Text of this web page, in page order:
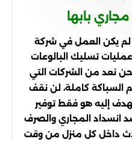
بابها
لم يكن العمل في شركة
تسليك البالوعات
نعد من الشركات التي
السباكة كاملة، لن نقف
إليه هو فقط توفير
انسداد المجاري والصرف
داخل كل منزل من وقت